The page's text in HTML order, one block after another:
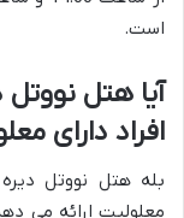
است.
آیا هتل
افراد دارای
بله هتل نووتل دیره
معلولیت ارائه می